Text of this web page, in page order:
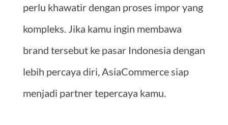
perlu khawatir dengan proses impor yang
kompleks. Jika kamu ingin membawa
brand tersebut ke pasar Indonesia dengan
lebih percaya diri, AsiaCommerce siap
menjadi partner tepercaya kamu.